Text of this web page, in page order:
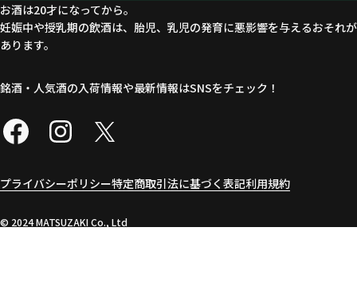
お酒は20才になってから。
妊娠中や授乳期の飲酒は、胎児、乳児の発育に悪影響を与えるおそれが
あります。
プライバシーポリシー特定商取引法に基づく表記利用規約
銘酒・人気酒の入荷情報や最新情報はSNSをチェック！
©︎ 2024 MATSUZAKI Co., Ltd